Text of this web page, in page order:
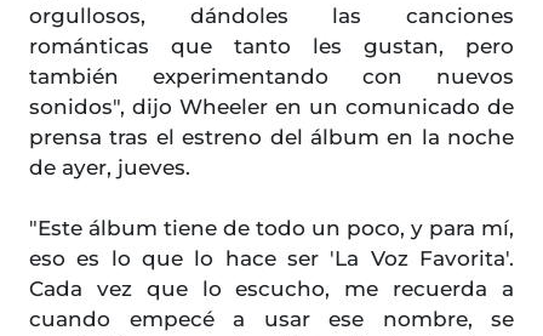
orgullosos, dándoles las canciones
románticas que tanto les gustan, pero
también experimentando con nuevos
sonidos", dijo Wheeler en un comunicado de
prensa tras el estreno del álbum en la noche
de ayer, jueves.
"Este álbum tiene de todo un poco, y para mí,
eso es lo que lo hace ser 'La Voz Favorita'.
Cada vez que lo escucho, me recuerda a
cuando empecé a usar ese nombre, se